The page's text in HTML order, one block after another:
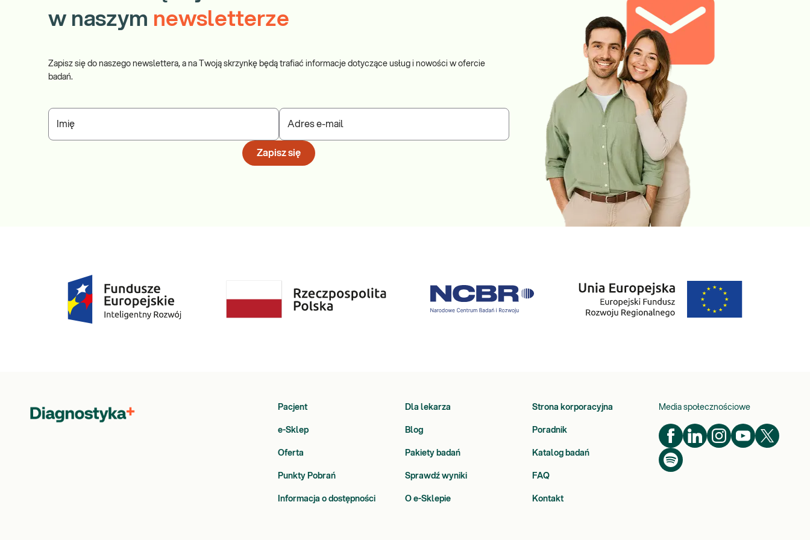
w naszym newsletterze
Zapisz się do naszego newslettera, a na Twoją skrzynkę będą trafiać informacje dotyczące usług i nowości w ofercie
badań.
Imię Adres e-mail
Zapisz się
Pacjent Dla lekarza Strona korporacyjna
e-Sklep Blog Poradnik
Oferta Pakiety badań Katalog badań
Punkty Pobrań Sprawdź wyniki FAQ
Informacja o dostępności O e-Sklepie Kontakt
Media społecznościowe